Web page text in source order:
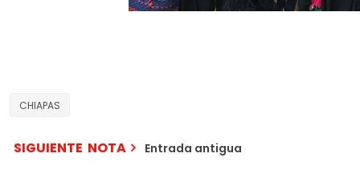
CHIAPAS
SIGUIENTE NOTA Entrada antigua